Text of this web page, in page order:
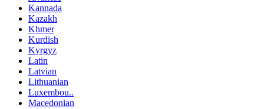
Kannada
Kazakh
Khmer
Kurdish
Kyrgyz
Latin
Latvian
Lithuanian
Luxembou..
Macedonian